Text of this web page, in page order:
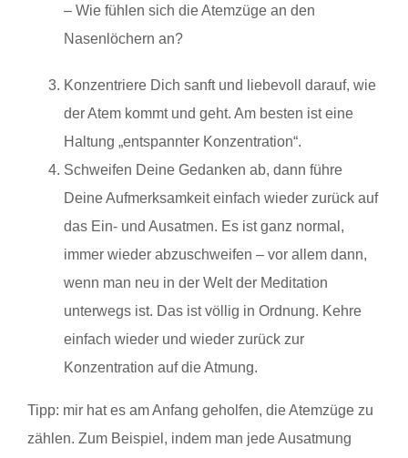
– Wie fühlen sich die Atemzüge an den
Nasenlöchern an?
Konzentriere Dich sanft und liebevoll darauf, wie
der Atem kommt und geht. Am besten ist eine
Haltung „entspannter Konzentration“.
Schweifen Deine Gedanken ab, dann führe
Deine Aufmerksamkeit einfach wieder zurück auf
das Ein- und Ausatmen. Es ist ganz normal,
immer wieder abzuschweifen – vor allem dann,
wenn man neu in der Welt der Meditation
unterwegs ist. Das ist völlig in Ordnung. Kehre
einfach wieder und wieder zurück zur
Konzentration auf die Atmung.
Tipp: mir hat es am Anfang geholfen, die Atemzüge zu
zählen. Zum Beispiel, indem man jede Ausatmung